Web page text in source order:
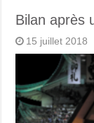
Bilan après
15 juillet 2018